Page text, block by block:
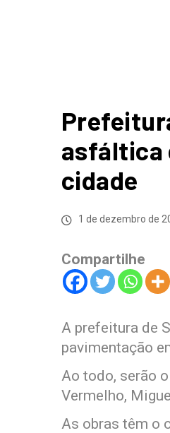
asfáltica
cidade
1 de dezembro de
Compartilhe
A prefeitura de
pavimentação
Ao todo, serão
Vermelho,
As obras têm o